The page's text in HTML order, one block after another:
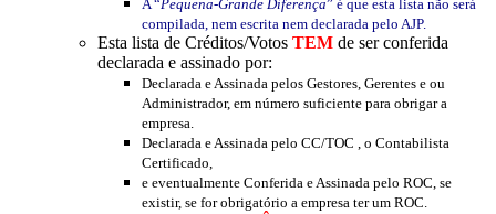
A “Pequena-Grande Diferença” é que esta lista não será
compilada, nem escrita nem declarada pelo AJP.
Esta lista de Créditos/Votos TEM de ser conferida
declarada e assinado por:
Declarada e Assinada pelos Gestores, Gerentes e ou
Administrador, em número suficiente para obrigar a
empresa.
Declarada e Assinada pelo CC/TOC , o Contabilista
Certificado,
e eventualmente Conferida e Assinada pelo ROC, se
existir, se for obrigatório a empresa ter um ROC.